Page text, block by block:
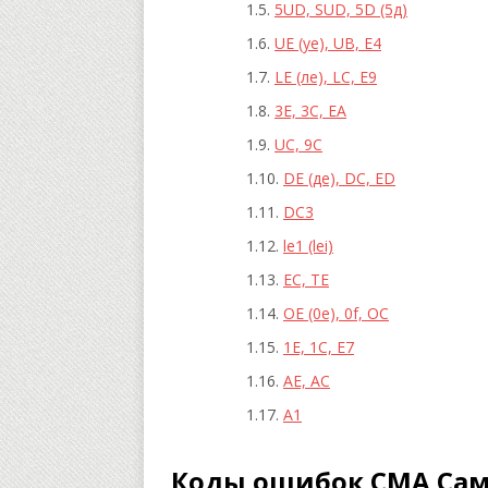
5UD, SUD, 5D (5д)
UE (уе), UB, E4
LE (ле), LC, Е9
3Е, 3С, ЕА
UC, 9С
DE (де), DC, ED
DC3
le1 (lei)
ЕС, ТЕ
ОЕ (0е), 0f, ОС
1Е, 1С, Е7
АЕ, АС
А1